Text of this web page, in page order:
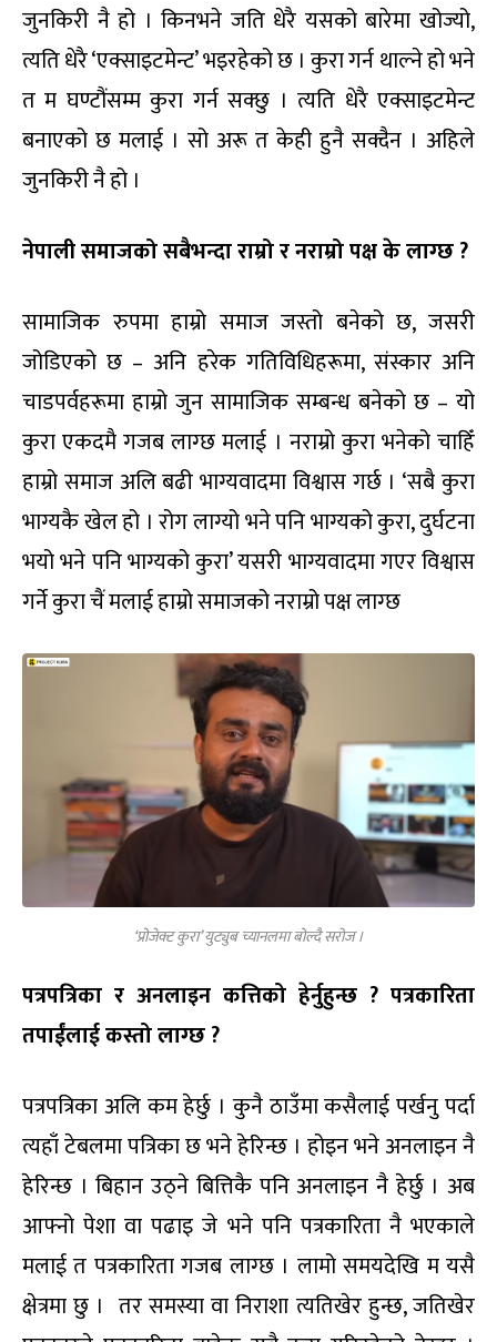
जुनकिरी नै हो । किनभने जति धेरै यसको बारेमा खोज्यो,
त्यति धेरै ‘एक्साइटमेन्ट’ भइरहेको छ । कुरा गर्न थाल्ने हो भने
त म घण्टौंसम्म कुरा गर्न सक्छु । त्यति धेरै एक्साइटमेन्ट
बनाएको छ मलाई । सो अरू त केही हुनै सक्दैन । अहिले
जुनकिरी नै हो ।
नेपाली समाजको सबैभन्दा राम्रो र नराम्रो पक्ष के लाग्छ ?
सामाजिक रुपमा हाम्रो समाज जस्तो बनेको छ, जसरी
जोडिएको छ – अनि हरेक गतिविधिहरूमा, संस्कार अनि
चाडपर्वहरूमा हाम्रो जुन सामाजिक सम्बन्ध बनेको छ – यो
कुरा एकदमै गजब लाग्छ मलाई । नराम्रो कुरा भनेको चाहिँ
हाम्रो समाज अलि बढी भाग्यवादमा विश्वास गर्छ । ‘सबै कुरा
भाग्यकै खेल हो । रोग लाग्यो भने पनि भाग्यको कुरा, दुर्घटना
भयो भने पनि भाग्यको कुरा’ यसरी भाग्यवादमा गएर विश्वास
गर्ने कुरा चैं मलाई हाम्रो समाजको नराम्रो पक्ष लाग्छ
‘प्रोजेक्ट कुरा’ युट्युब च्यानलमा बोल्दै सरोज ।
पत्रपत्रिका र अनलाइन कत्तिको हेर्नुहुन्छ ? पत्रकारिता
तपाईंलाई कस्तो लाग्छ ?
पत्रपत्रिका अलि कम हेर्छु । कुनै ठाउँमा कसैलाई पर्खनु पर्दा
त्यहाँ टेबलमा पत्रिका छ भने हेरिन्छ । होइन भने अनलाइन नै
हेरिन्छ । बिहान उठ्ने बित्तिकै पनि अनलाइन नै हेर्छु । अब
आफ्नो पेशा वा पढाइ जे भने पनि पत्रकारिता नै भएकाले
मलाई त पत्रकारिता गजब लाग्छ । लामो समयदेखि म यसै
क्षेत्रमा छु । तर समस्या वा निराशा त्यतिखेर हुन्छ, जतिखेर